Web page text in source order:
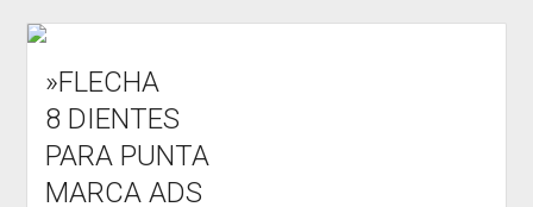
»FLECHA
8 DIENTES
PARA PUNTA
MARCA ADS